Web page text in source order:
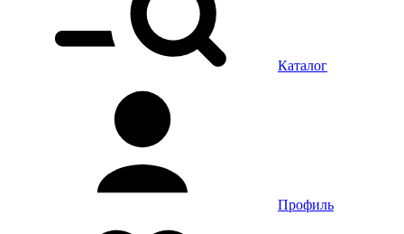
Каталог
Профиль